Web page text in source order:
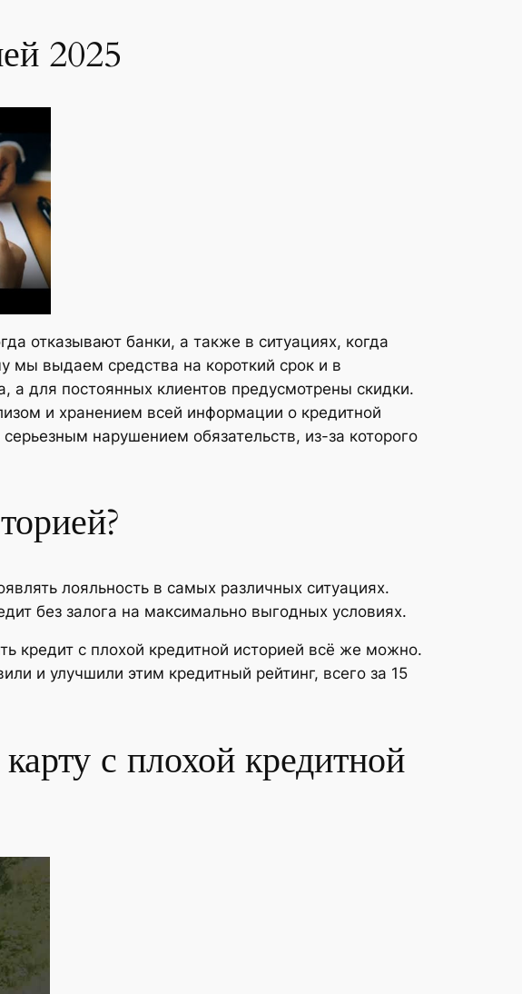
2025
отказывают банки, а также в ситуациях, когда
мы выдаем средства на короткий срок и в
а для постоянных клиентов предусмотрены скидки.
и хранением всей информации о кредитной
нарушением обязательств, из-за которого
лояльность в самых различных ситуациях.
без залога на максимально выгодных условиях.
кредит с плохой кредитной историей всё же можно.
и улучшили этим кредитный рейтинг, всего за 15
с плохой кредитной